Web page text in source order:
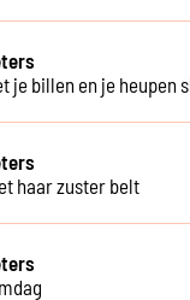
je billen en je heupen
haar zuster belt